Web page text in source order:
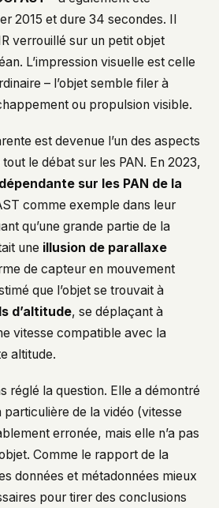
2015 et dure 34 secondes. Il
verrouillé sur un petit objet
L’impression visuelle est celle
– l’objet semble filer à
ou propulsion visible.
est devenue l’un des aspects
le débat sur les PAN. En 2023,
sur les PAN de la
comme exemple dans leur
qu’une grande partie de la
une illusion de parallaxe
de capteur en mouvement
que l’objet se trouvait à
d’altitude, se déplaçant à
vitesse compatible avec la
altitude.
réglé la question. Elle a démontré
particulière de la vidéo (vitesse
erronée, mais elle n’a pas
Comme le rapport de la
données et métadonnées mieux
pour tirer des conclusions